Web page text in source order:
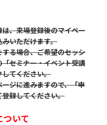
、来場登録後のマイペー
いただけます。
る場合、ご希望のセッシ
セミナー・イベント受講
てください。
ジに進みますので、「申
録してください。
いて